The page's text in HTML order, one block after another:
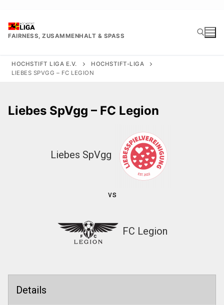
springen
FAIRNESS, ZUSAMMENHALT & SPASS
HOCHSTIFT LIGA E.V.
HOCHSTIFT-LIGA
LIEBES SPVGG – FC LEGION
Liebes SpVgg – FC Legion
Liebes SpVgg
vs
FC Legion
Details